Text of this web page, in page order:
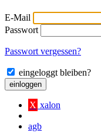
E-Mail
Passwort
Passwort vergessen?
eingeloggt bleiben?
einloggen
X xalon
agb